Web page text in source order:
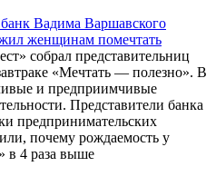
женщинам помечтать
собрал представительниц
«Мечтать — полезно». В
и предприимчивые
Представители банка
предпринимательских
почему рождаемость у
в 4 раза выше